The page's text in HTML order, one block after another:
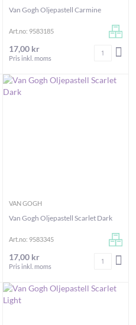
LÄGG I VARUKORGEN
Van Gogh Oljepastell Carmine
Art.no: 9583185
17,00 kr
Pris inkl. moms
Antal
LÄGG I VARUKORGEN
VAN GOGH
Van Gogh Oljepastell Scarlet Dark
Art.no: 9583345
17,00 kr
Pris inkl. moms
Antal